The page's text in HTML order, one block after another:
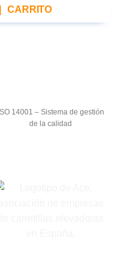
CARRITO
ISO 14001 – Sistema de gestión
de la calidad